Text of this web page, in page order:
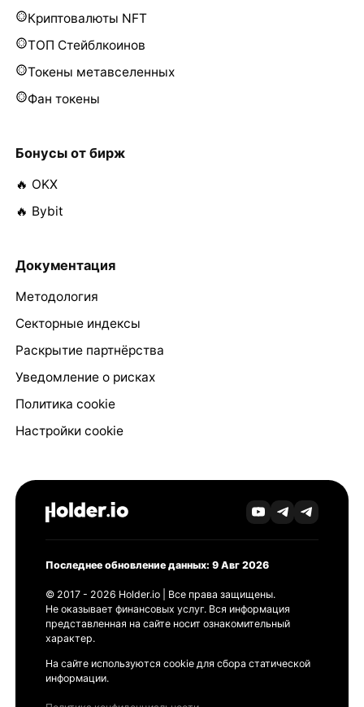
Криптовалюты NFT
ТОП Стейблкоинов
Токены метавселенных
Фан токены
Бонусы от бирж
🔥 OKX
🔥 Bybit
Документация
Методология
Секторные индексы
Раскрытие партнёрства
Уведомление о рисках
Политика cookie
Настройки cookie
Последнее обновление данных: 9 Авг 2026
© 2017 - 2026 Holder.io | Все права защищены.
Не оказывает финансовых услуг. Вся информация
представленная на сайте носит ознакомительный
характер.
На сайте используются cookie для сбора статической
информации.